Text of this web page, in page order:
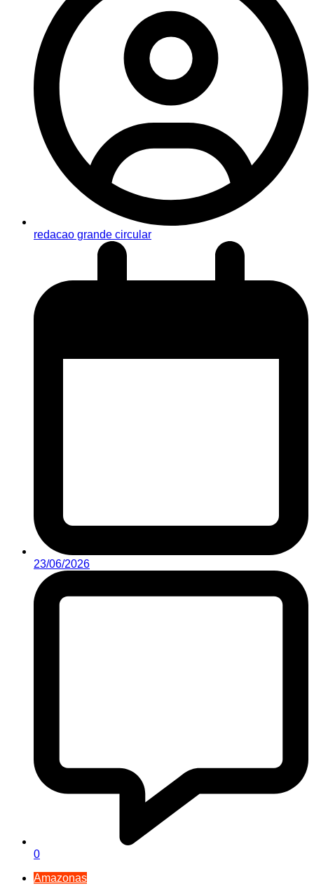
redacao grande circular
23/06/2026
0
Amazonas